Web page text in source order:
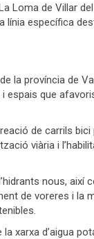
Loma de Villar
línia específica
la província de
espais que
de carrils
viària i
nous, així
de voreres i la
xarxa d’aigua